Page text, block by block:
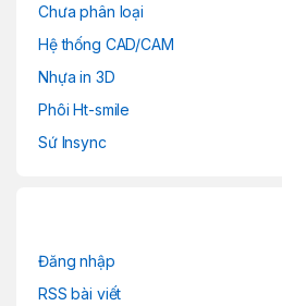
Chưa phân loại
Hệ thống CAD/CAM
Nhựa in 3D
Phôi Ht-smile
Sứ Insync
Đăng nhập
RSS bài viết